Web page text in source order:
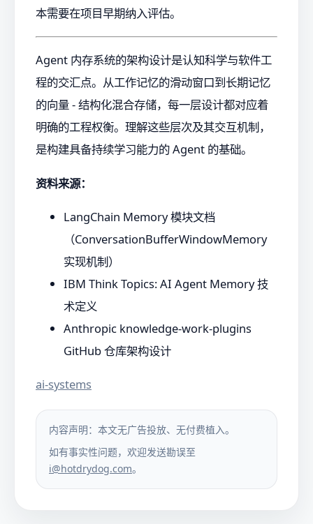
本需要在项目早期纳入评估。
Agent 内存系统的架构设计是认知科学与软件工
程的交汇点。从工作记忆的滑动窗口到长期记忆
的向量 - 结构化混合存储，每一层设计都对应着
明确的工程权衡。理解这些层次及其交互机制，
是构建具备持续学习能力的 Agent 的基础。
资料来源：
LangChain Memory 模块文档
（ConversationBufferWindowMemory
实现机制）
IBM Think Topics: AI Agent Memory 技
术定义
Anthropic knowledge-work-plugins
GitHub 仓库架构设计
ai-systems
内容声明：本文无广告投放、无付费植入。
如有事实性问题，欢迎发送勘误至
i@hotdrydog.com。